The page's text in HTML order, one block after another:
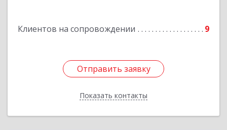
Клиентов на сопровождении 9
Отправить заявку
Показать контакты
Отправить заявку
Назад